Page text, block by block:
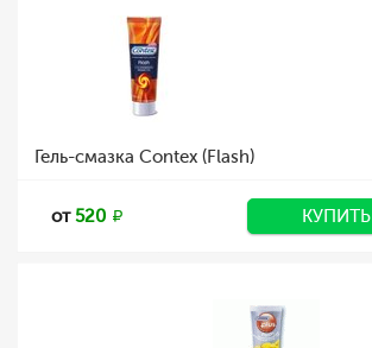
Гель-смазка Contex (Flash)
от520 КУПИТЬ